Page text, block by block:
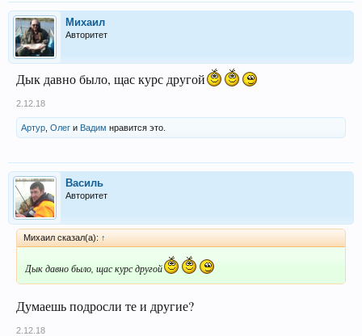
Михаил
Авторитет
Дык давно было, щас курс другой
2.12.18
Артур Олег и Вадим нравится это.
Василь
Авторитет
Михаил сказал(а): ↑
Дык давно было, щас курс другой
Думаешь подросли те и другие?
2.12.18